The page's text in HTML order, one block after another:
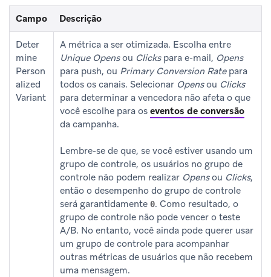
Campo Descrição
Deter
mine
Person
alized
Variant
A métrica a ser otimizada. Escolha entre
Unique Opensou Clickspara e-mail, Opens
para push, ou Primary Conversion Ratepara
todos os canais. Selecionar Opensou Clicks
para determinar a vencedora não afeta o que
você escolhe para os eventos de conversão
da campanha.
Lembre-se de que, se você estiver usando um
grupo de controle, os usuários no grupo de
controle não podem realizar Opensou Clicks,
então o desempenho do grupo de controle
será garantidamente 0. Como resultado, o
grupo de controle não pode vencer o teste
A/B. No entanto, você ainda pode querer usar
um grupo de controle para acompanhar
outras métricas de usuários que não recebem
uma mensagem.